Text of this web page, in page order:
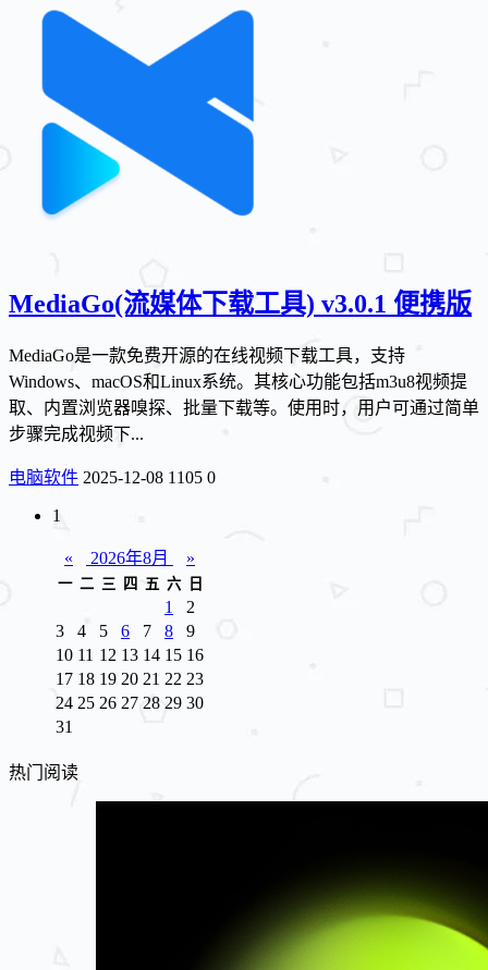
MediaGo(流媒体下载工具) v3.0.1 便携版
MediaGo是一款免费开源的在线视频下载工具，支持
Windows、macOS和Linux系统。其核心功能包括m3u8视频提
取、内置浏览器嗅探、批量下载等。使用时，用户可通过简单
步骤完成视频下...
电脑软件 2025-12-08 1105 0
1
« 2026年8月 »
一 二 三 四 五 六 日
1
2
3
4 5 6 7 8
9
10 11 12 13 14 15 16
17 18 19 20 21 22 23
24 25 26 27 28 29 30
31
热门阅读